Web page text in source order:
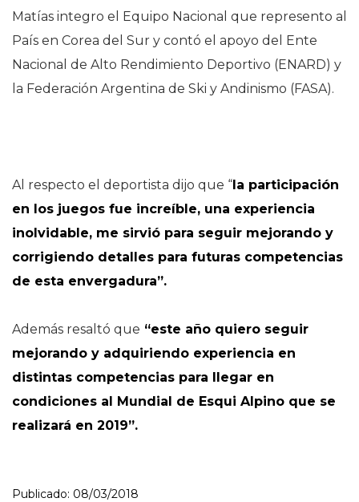
Matías integro el Equipo Nacional que represento al
País en Corea del Sur y contó el apoyo del Ente
Nacional de Alto Rendimiento Deportivo (ENARD) y
la Federación Argentina de Ski y Andinismo (FASA).
Al respecto el deportista dijo que “la participación
en los juegos fue increíble, una experiencia
inolvidable, me sirvió para seguir mejorando y
corrigiendo detalles para futuras competencias
de esta envergadura”.
Además resaltó que “este año quiero seguir
mejorando y adquiriendo experiencia en
distintas competencias para llegar en
condiciones al Mundial de Esqui Alpino que se
realizará en 2019”.
Publicado: 08/03/2018